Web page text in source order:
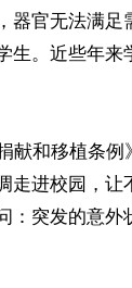
器官无法满
生。近些年
献和移植条
走进校园，
：突发的意